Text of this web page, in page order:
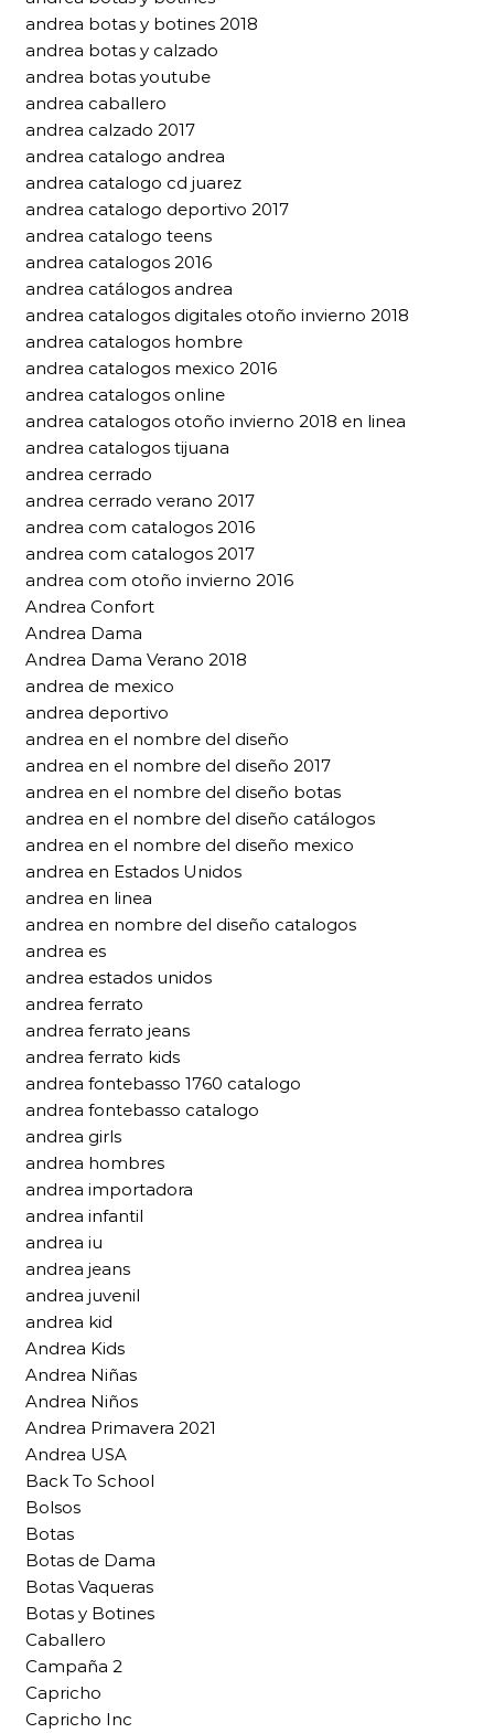
andrea botas y botines 2018
andrea botas y calzado
andrea botas youtube
andrea caballero
andrea calzado 2017
andrea catalogo andrea
andrea catalogo cd juarez
andrea catalogo deportivo 2017
andrea catalogo teens
andrea catalogos 2016
andrea catálogos andrea
andrea catalogos digitales otoño invierno 2018
andrea catalogos hombre
andrea catalogos mexico 2016
andrea catalogos online
andrea catalogos otoño invierno 2018 en linea
andrea catalogos tijuana
andrea cerrado
andrea cerrado verano 2017
andrea com catalogos 2016
andrea com catalogos 2017
andrea com otoño invierno 2016
Andrea Confort
Andrea Dama
Andrea Dama Verano 2018
andrea de mexico
andrea deportivo
andrea en el nombre del diseño
andrea en el nombre del diseño 2017
andrea en el nombre del diseño botas
andrea en el nombre del diseño catálogos
andrea en el nombre del diseño mexico
andrea en Estados Unidos
andrea en linea
andrea en nombre del diseño catalogos
andrea es
andrea estados unidos
andrea ferrato
andrea ferrato jeans
andrea ferrato kids
andrea fontebasso 1760 catalogo
andrea fontebasso catalogo
andrea girls
andrea hombres
andrea importadora
andrea infantil
andrea iu
andrea jeans
andrea juvenil
andrea kid
Andrea Kids
Andrea Niñas
Andrea Niños
Andrea Primavera 2021
Andrea USA
Back To School
Bolsos
Botas
Botas de Dama
Botas Vaqueras
Botas y Botines
Caballero
Campaña 2
Capricho
Capricho Inc